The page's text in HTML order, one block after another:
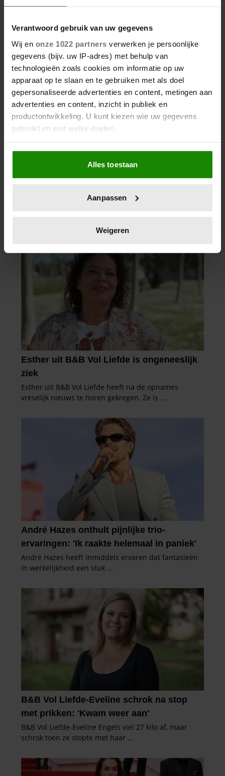
Verantwoord gebruik van uw gegevens
Wij en onze 1022 partners verwerken je persoonlijke
gegevens (bijv. uw IP-adres) met behulp van
technologieën zoals cookies om informatie op uw
apparaat op te slaan en te gebruiken met als doel
gepersonaliseerde advertenties en content, metingen aan
advertenties en content, inzicht in publiek en
productontwikkeling. U kunt kiezen wie uw gegevens
gebruikt en met welke doelen.
Als u het toestaat, willen we ook graag:
Informatie verzamelen over uw geografische
locatie, die tot een paar meter nauwkeurig kan zijn
scannen op specifieke eigenschappen (fingerprinting)
verwerkt en stel uw voorkeuren in het
intrekken in de Cookieverklaring.
We gebruiken cookies om content en advertenties te
personaliseren, om functies voor social media te bieden
en om ons websiteverkeer te analyseren. Ook delen we
informatie over uw gebruik van onze site met onze
partners voor social media, adverteren en analyse. Deze
partners kunnen deze gegevens combineren met andere
informatie die u aan ze heeft verstrekt of die ze hebben
verzameld op basis van uw gebruik van hun services. U
gaat akkoord met onze cookies als u onze website blijft
gebruiken.
Alles toestaan
Aanpassen
Weigeren